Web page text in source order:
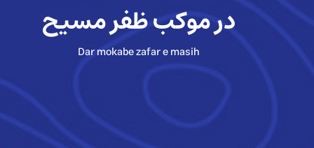
در موكب ظفر مسیح
Dar mokabe zafar e masih